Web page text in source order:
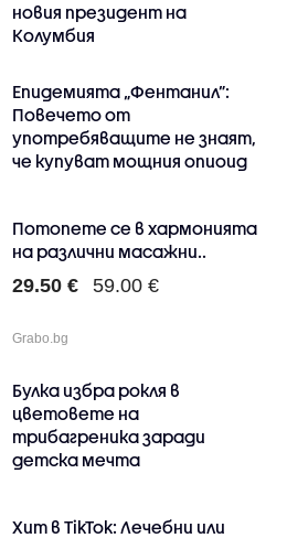
новия президент на
Колумбия
Епидемията „Фентанил”:
Повечето от
употребяващите не знаят,
че купуват мощния опиоид
Потопете се в хармонията
на различни масажни..
29.50 € 59.00 €
Grabo.bg
Булка избра рокля в
цветовете на
трибагреника заради
детска мечта
Хит в TikTok: Лечебни или